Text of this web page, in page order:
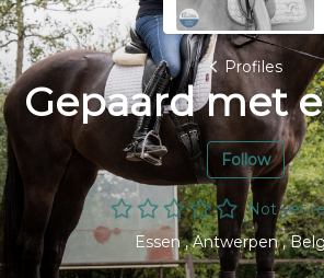
Profiles
Gepaard met
Follow
Not yet
Essen , Antwerpen ,